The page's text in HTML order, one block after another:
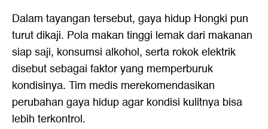
Dalam tayangan tersebut, gaya hidup Hongki pun
turut dikaji. Pola makan tinggi lemak dari makanan
siap saji, konsumsi alkohol, serta rokok elektrik
disebut sebagai faktor yang memperburuk
kondisinya. Tim medis merekomendasikan
perubahan gaya hidup agar kondisi kulitnya bisa
lebih terkontrol.